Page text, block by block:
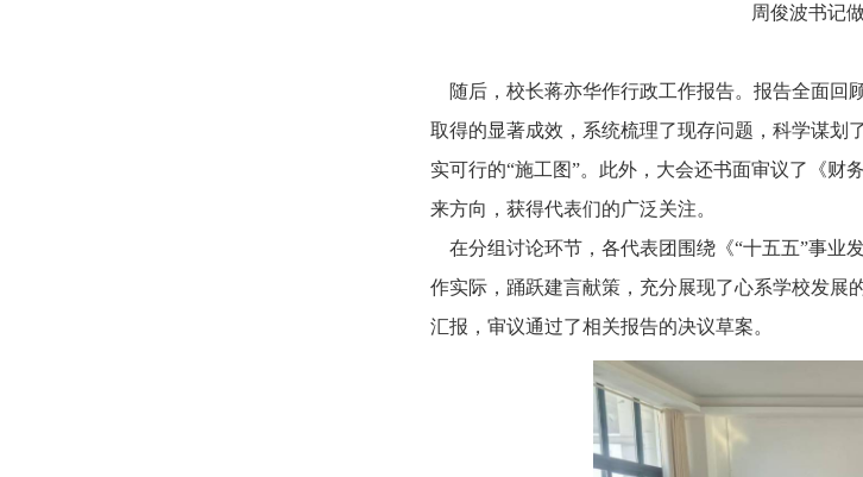
周俊波书记
随后，校长蒋亦华作行政工作报告。报告全面回
取得的显著成效，系统梳理了现存问题，科学谋划
实可行的“施工图”。此外，大会还书面审议了《财
来方向，获得代表们的广泛关注。
在分组讨论环节，各代表团围绕《“十五五”事业
作实际，踊跃建言献策，充分展现了心系学校发展
汇报，审议通过了相关报告的决议草案。